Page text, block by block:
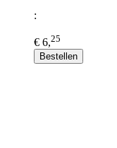
:
€ 6,25
Bestellen